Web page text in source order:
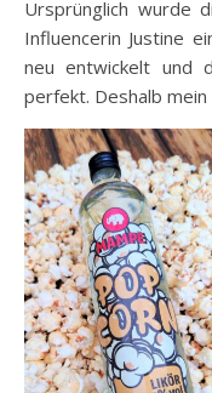
Ursprünglich wurde
Influencerin Justine
neu entwickelt und
perfekt. Deshalb